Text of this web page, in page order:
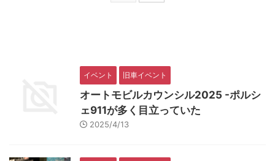
イベント 旧車イベント
オートモビルカウンシル2025 -ポルシ
ェ911が多く目立っていた
2025/4/13